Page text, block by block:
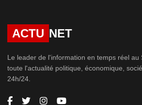
ACTU NET
Le leader de l'information en temps réel au
toute l'actualité politique, économique,
24h/24.